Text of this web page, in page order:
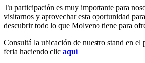
Tu participación es muy importante para
visitarnos y aprovechar esta oportunidad
descubrir todo lo que Molveno tiene para
Consultá la ubicación de nuestro stand en el
feria haciendo clic aquí